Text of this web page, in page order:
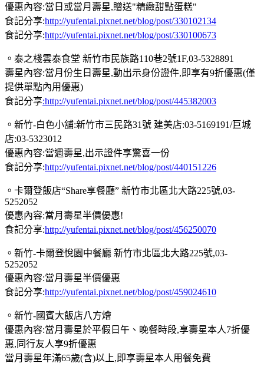
優惠內容:當日或當月壽星,贈送"精緻甜點蛋糕"
食記分享:http://yufentai.pixnet.net/blog/post/330102134
食記分享:http://yufentai.pixnet.net/blog/post/330100673
。泰之棧雲泰食堂 新竹市民族路110巷2號1F,03-5328891
壽星內容:當月份生日壽星,動出示身份證件,即享有9折優惠(僅
提供單點內用優惠)
食記分享:http://yufentai.pixnet.net/blog/post/445382003
。新竹-白色小舖:新竹市三民路31號 建美店:03-5169191/巨城
店:03-5323012
優惠內容:當週壽星,出示證件享驚喜一份
食記分享:http://yufentai.pixnet.net/blog/post/440151226
。卡爾登飯店“Share享餐廳” 新竹市北區北大路225號,03-
5252052
優惠內容:當月壽星半價優惠!
食記分享:http://yufentai.pixnet.net/blog/post/456250070
。新竹-卡爾登悅園中餐廳 新竹市北區北大路225號,03-
5252052
優惠內容:當月壽星半價優惠
食記分享:http://yufentai.pixnet.net/blog/post/459024610
。新竹-國賓大飯店八方燴
優惠內容:當月壽星於平假日午、晚餐時段,享壽星本人7折優
惠,同行友人享9折優惠
當月壽星年滿65歲(含)以上,即享壽星本人用餐免費